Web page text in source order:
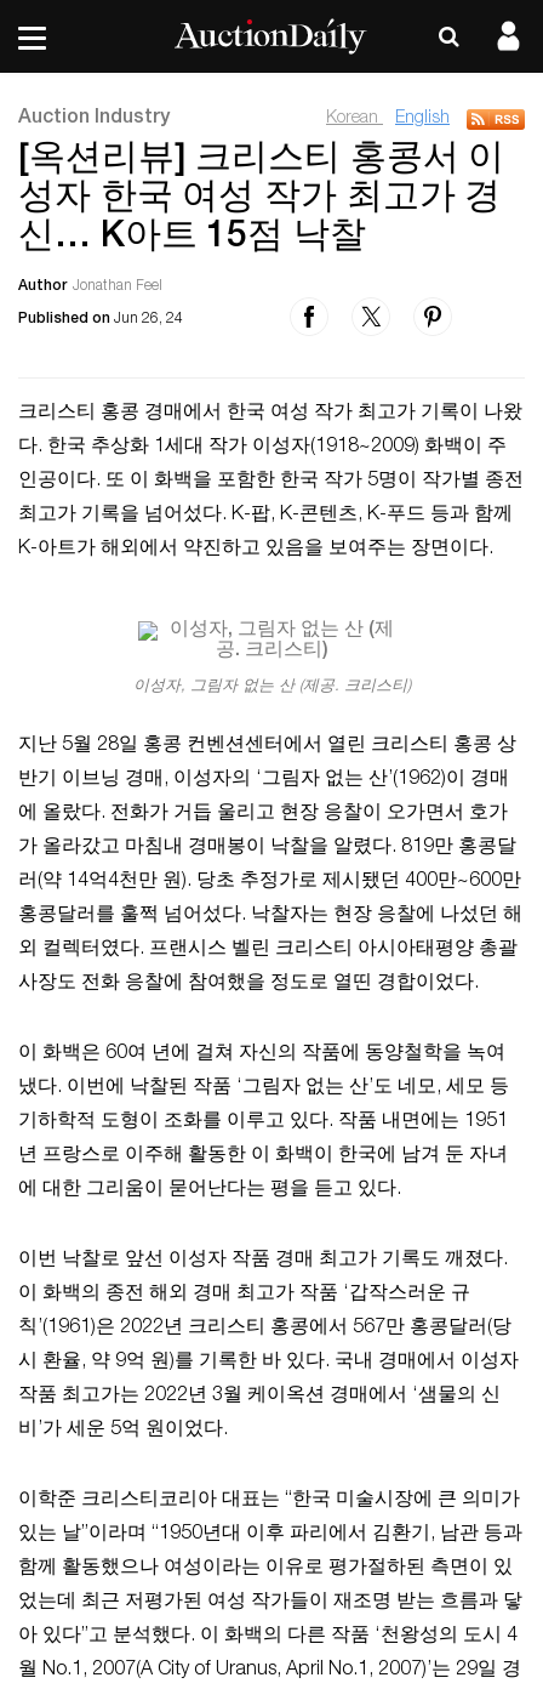
Auction Industry Korean English
[옥션리뷰] 크리스티 홍콩서 이
성자 한국 여성 작가 최고가 경
신… K아트 15점 낙찰
Author Jonathan Feel
Published on Jun 26, 24
크리스티 홍콩 경매에서 한국 여성 작가 최고가 기록이 나왔
다. 한국 추상화 1세대 작가 이성자(1918~2009) 화백이 주
인공이다. 또 이 화백을 포함한 한국 작가 5명이 작가별 종전
최고가 기록을 넘어섰다. K-팝, K-콘텐츠, K-푸드 등과 함께
K-아트가 해외에서 약진하고 있음을 보여주는 장면이다.
이성자, 그림자 없는 산 (제공. 크리스티)
지난 5월 28일 홍콩 컨벤션센터에서 열린 크리스티 홍콩 상
반기 이브닝 경매, 이성자의 ‘그림자 없는 산’(1962)이 경매
에 올랐다. 전화가 거듭 울리고 현장 응찰이 오가면서 호가
가 올라갔고 마침내 경매봉이 낙찰을 알렸다. 819만 홍콩달
러(약 14억4천만 원). 당초 추정가로 제시됐던 400만~600만
홍콩달러를 훌쩍 넘어섰다. 낙찰자는 현장 응찰에 나섰던 해
외 컬렉터였다. 프랜시스 벨린 크리스티 아시아태평양 총괄
사장도 전화 응찰에 참여했을 정도로 열띤 경합이었다.
이 화백은 60여 년에 걸쳐 자신의 작품에 동양철학을 녹여
냈다. 이번에 낙찰된 작품 ‘그림자 없는 산’도 네모, 세모 등
기하학적 도형이 조화를 이루고 있다. 작품 내면에는 1951
년 프랑스로 이주해 활동한 이 화백이 한국에 남겨 둔 자녀
에 대한 그리움이 묻어난다는 평을 듣고 있다.
이번 낙찰로 앞선 이성자 작품 경매 최고가 기록도 깨졌다.
이 화백의 종전 해외 경매 최고가 작품 ‘갑작스러운 규
칙’(1961)은 2022년 크리스티 홍콩에서 567만 홍콩달러(당
시 환율, 약 9억 원)를 기록한 바 있다. 국내 경매에서 이성자
작품 최고가는 2022년 3월 케이옥션 경매에서 ‘샘물의 신
비’가 세운 5억 원이었다.
이학준 크리스티코리아 대표는 “한국 미술시장에 큰 의미가
있는 날”이라며 “1950년대 이후 파리에서 김환기, 남관 등과
함께 활동했으나 여성이라는 이유로 평가절하된 측면이 있
었는데 최근 저평가된 여성 작가들이 재조명 받는 흐름과 닿
아 있다”고 분석했다. 이 화백의 다른 작품 ‘천왕성의 도시 4
월 No.1, 2007(A City of Uranus, April No.1, 2007)’는 29일 경